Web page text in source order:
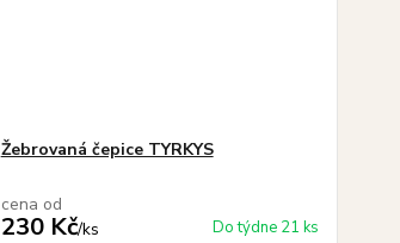
Žebrovaná čepice TYRKYS
cena od
230 Kč/ks Do týdne 21 ks